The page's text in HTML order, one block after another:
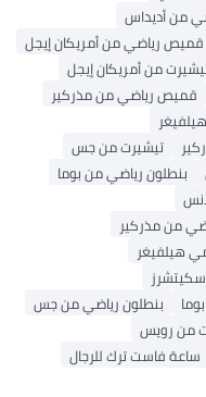
من أديداس
قميص رياضي من أمريكان إيجل
من أمريكان إيجل
قميص رياضي من مذركير
تيشيرت من جس
بنطلون رياضي من بوما
من مذركير
هيلفيغر
بنطلون رياضي من جس
من رويس
ساعة فاست ترك للرجال